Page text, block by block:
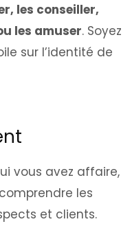
les conseiller,
les amuser. Soyez
sur l’identité de
vous avez affaire,
les
et clients.